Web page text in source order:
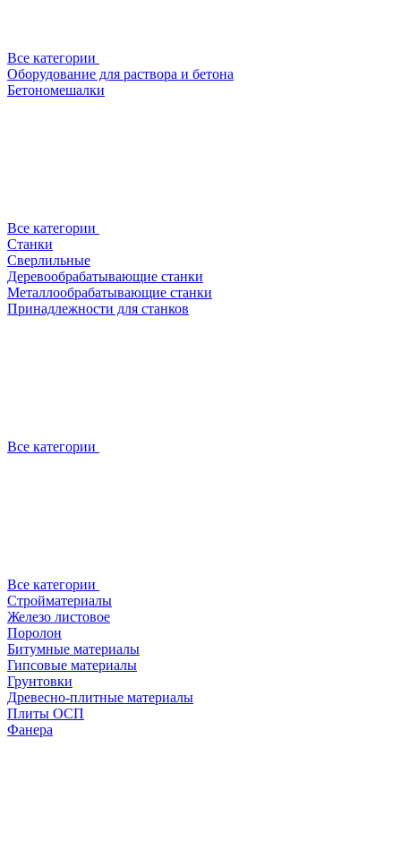
Все категории
Оборудование для раствора и бетона
Бетономешалки
Все категории
Станки
Сверлильные
Деревообрабатывающие станки
Металлообрабатывающие станки
Принадлежности для станков
Все категории
Все категории
Стройматериалы
Железо листовое
Поролон
Битумные материалы
Гипсовые материалы
Грунтовки
Древесно-плитные материалы
Плиты ОСП
Фанера